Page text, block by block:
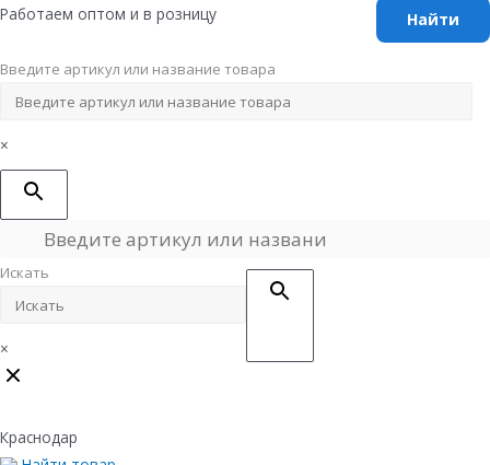
Перейти
содержимому
Работаем оптом и в розницу
Введите артикул или название товара
×
Искать
×
Краснодар